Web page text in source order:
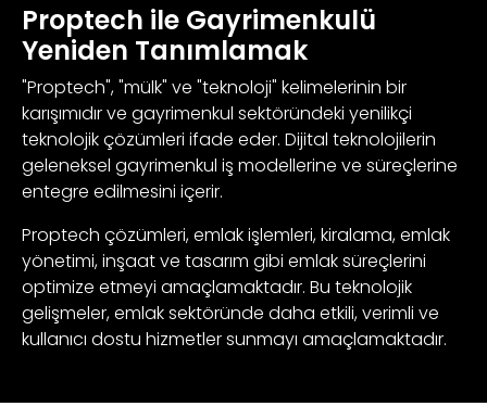
Proptech ile Gayrimenkulü
Yeniden Tanımlamak
"Proptech", "mülk" ve "teknoloji" kelimelerinin bir
karışımıdır ve gayrimenkul sektöründeki yenilikçi
teknolojik çözümleri ifade eder. Dijital teknolojilerin
geleneksel gayrimenkul iş modellerine ve süreçlerine
entegre edilmesini içerir.
Proptech çözümleri, emlak işlemleri, kiralama, emlak
yönetimi, inşaat ve tasarım gibi emlak süreçlerini
optimize etmeyi amaçlamaktadır. Bu teknolojik
gelişmeler, emlak sektöründe daha etkili, verimli ve
kullanıcı dostu hizmetler sunmayı amaçlamaktadır.